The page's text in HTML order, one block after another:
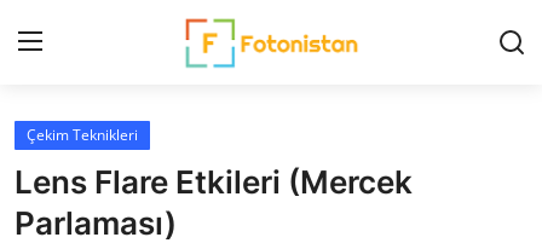
Ana Sayfa
FotoHaber
Çekim Teknikleri
Lens Flare Etkileri (Mercek
Parlaması)